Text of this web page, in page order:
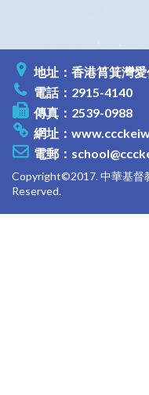
地址：香港筲箕灣
電話：2915-4140
傳真：2539-0988
網址：
電郵：
Copyright©2017. 中華基督
Reserved.